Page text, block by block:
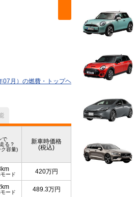
07月）の燃費・トップヘ
で
る？
容量)
新車時価格
(税込)
ード 420万円
ード 489.3万円